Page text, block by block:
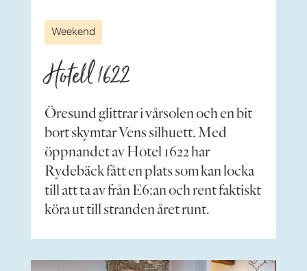
Weekend
Hotell 1622
Öresund glittrar i vårsolen och en bit
bort skymtar Vens silhuett. Med
öppnandet av Hotel 1622 har
Rydebäck fått en plats som kan locka
till att ta av från E6:an och rent faktiskt
köra ut till stranden året runt.